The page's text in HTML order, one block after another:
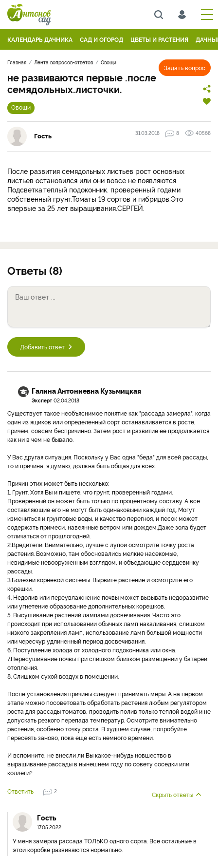
КАЛЕНДАРЬ ДАЧНИКА САД И ОГОРОД ЦВЕТЫ И РАСТЕНИЯ
Задать вопрос
Главная Лента вопросов-ответов Овощи
не развиваются первые .после
семядольных.листочки.
Овощи
Гость 31.03.2018 8 40568
После развития семядольных листьев рост основных
листьев остановился или они вовсе не появляются.
Подсветка.теплый подоконник. проверенный годами
собственный грунт.Томаты 19 сортов и гибридов.Это
впервые за 25 лет выращивания.СЕРГЕЙ.
Ответы (8)
Добавить ответ
Галина Антониевна Кузьмицкая
Эксперт 02.04.2018
Существует такое необъяснимое понятие как "рассада замерла", когда
один из ящиков или определенный сорт останавливается в росте,
причем, совсем беспричинно. Затем рост и развитие ее продолжается
как ни в чем не бывало.
У Вас другая ситуация. Поскольку у Вас одна "беда" для всей рассады,
то и причина, я думаю, должна быть общая для всех.
Причин этих может быть несколько:
1. Грунт. Хотя Вы и пишете, что грунт, проверенный годами.
Проверенный он может быть только по процентному составу. А все
составляющие его не могут быть одинаковыми каждый год. Могут
измениться и грунтовые воды, и качество перегноя, и песок может
содержать примеси, навеянные ветром или дождем.Даже зола будет
отличаться от прошлогодней.
2.Вредители. Внимательно, лучше с лупой осмотрите точку роста
растения. Возможно, там обосновались мелкие насекомые,
невидимые невооруженным взглядом, и объедающие сердцевинку
рассады.
3.Болезни корневой системы. Вырвите растение и осмотрите его
корешки.
4. Недолив или переувлажнение почвы может вызывать недоразвитие
или угнетение образование дополнительных корешков.
5. Высушивание растений лампами досвечивания. Часто это
происходит при использовании обычных ламп накаливания, слишком
низкого закрепления ламп, использование ламп большой мощности
или чересчур удлиненный период досвечивания.
6. Поступление холода от холодного подоконника или окна.
7.Пересушивание почвы при слишком близком размещении у батарей
отопления.
8. Слишком сухой воздух в помещении.
После установления причины следует принимать меры. А на первом
этапе можно посоветовать обработать растения любым регулятором
роста для рассады томатов, проводить полив только теплой водой и не
допускать резкого перепада температур. Осмотрите внимательно
растения, особенно точку роста. В худшем случае, попробуйте
пересеять заново, пока еще есть немного времени.
И вспомните, не внесли ли Вы какое-нибудь новшество в
выращивание рассады в нынешнем году по совету соседки или
коллеги?
Ответить 2 Скрыть ответы
Гость
17.05.2022
У меня замерла рассада ТОЛЬКО одного сорта. Все остальные в
этой коробке развиваются нормально.